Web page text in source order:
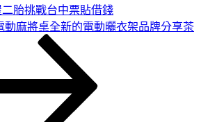
胎挑戰台中票貼借錢
動麻將桌全新的電動曬衣架品牌分享茶